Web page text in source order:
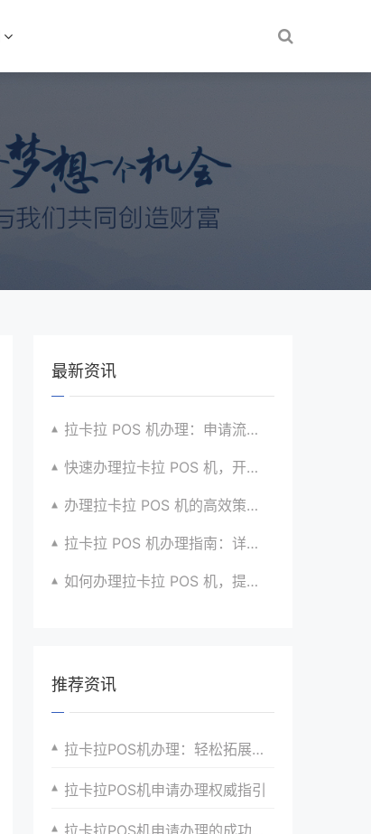
最新资讯
拉卡拉 POS 机办理：申请流程简化版来袭
快速办理拉卡拉 POS 机，开启便捷收款之旅啦
办理拉卡拉 POS 机的高效策略与方法全分享
拉卡拉 POS 机办理指南：详细流程与注意事项汇总
如何办理拉卡拉 POS 机，提升收款效率？有方法
推荐资讯
拉卡拉POS机办理：轻松拓展你的支付渠道
拉卡拉POS机申请办理权威指引
拉卡拉POS机申请办理的成功案例剖析